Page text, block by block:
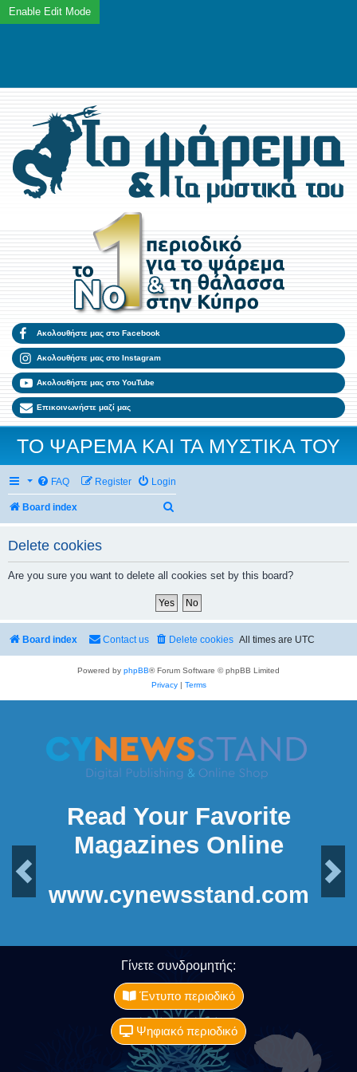
Ακολουθήστε μας στο Facebook
Ακολουθήστε μας στο Instagram
Ακολουθήστε μας στο YouTube
Επικοινωνήστε μαζί μας
ΤΟ ΨΑΡΕΜΑ ΚΑΙ ΤΑ ΜΥΣΤΙΚΑ ΤΟΥ
FAQ Login
Register
Board index
Delete cookies
Are you sure you want to delete all cookies set by this board?
Board index All times are UTC
Delete cookies
Contact us
Powered by phpBB® Forum Software © phpBB Limited
Privacy| Terms
Read Your Favorite
Magazines Online
Next
www.cynewsstand.com
Γίνετε συνδρομητής:
Έντυπο περιοδικό
Ψηφιακό περιοδικό